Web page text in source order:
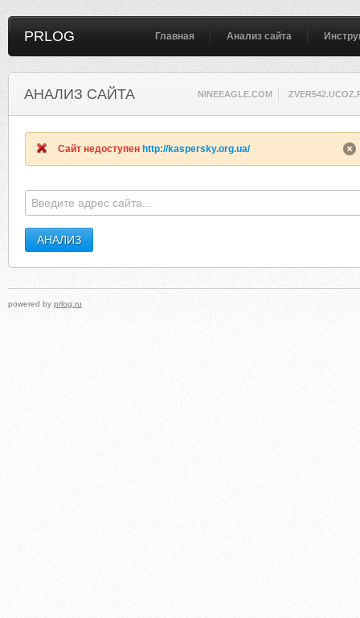
PRLOG Главная Анализ сайта
АНАЛИЗ САЙТА NINEEAGLE.COM
Сайт недоступен http://kaspersky.org.ua/
powered by prlog.ru